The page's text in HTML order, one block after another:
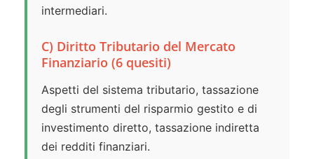
intermediari.
C) Diritto Tributario del Mercato
Finanziario (6 quesiti)
Aspetti del sistema tributario, tassazione
degli strumenti del risparmio gestito e di
investimento diretto, tassazione indiretta
dei redditi finanziari.